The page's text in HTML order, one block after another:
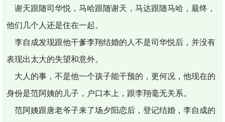
谢天跟随司华悦，马哈跟随谢天，马达跟随马哈，最终，
他们几个人还是住在一起。
李自成发现跟他干爹李翔结婚的人不是司华悦后，并没有
表现出太大的失望和意外。
大人的事，不是他一个孩子能干预的，更何况，他现在的
身份是范阿姨的儿子，户口本上，跟李翔毫无关系。
范阿姨跟唐老爷子来了场夕阳恋后，登记结婚，李自成的